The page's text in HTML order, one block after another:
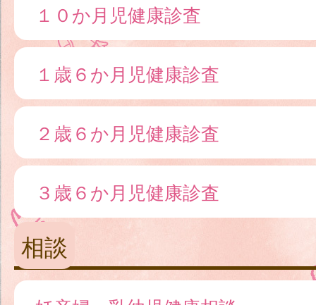
１０か月児健康診査
１歳６か月児健康診査
２歳６か月児健康診査
３歳６か月児健康診査
相談